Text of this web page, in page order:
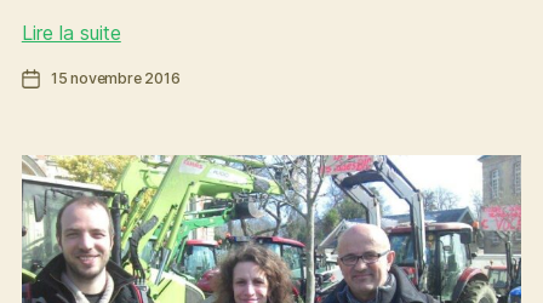
Lire la suiteRevivez
Assises
la
bio
Date15 novembre 2016